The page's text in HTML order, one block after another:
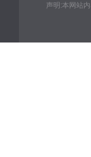
声明:本网站